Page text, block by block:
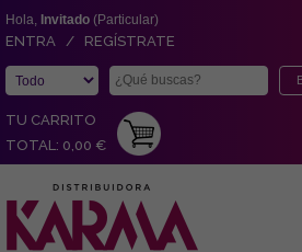
Hola, Invitado (Particular)
ENTRA / REGÍSTRATE
TU CARRITO
TOTAL: 0,00 €